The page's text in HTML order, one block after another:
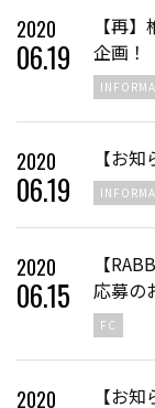
2020
06.19
【再
企画！
2020
06.19
【お
2020
06.15
【
応募の
FC
2020
【お